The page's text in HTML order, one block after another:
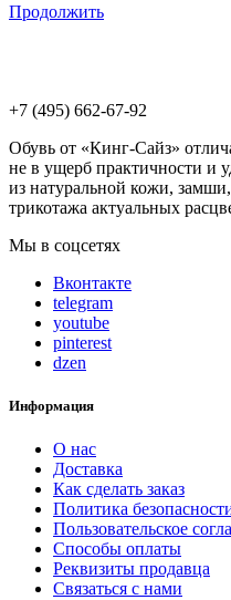
Продолжить
+7 (495) 662-67-92
Обувь от «Кинг-Сайз»
не в ущерб практичности и
из натуральной кожи,
трикотажа актуальных
Мы в соцсетях
Вконтакте
telegram
youtube
pinterest
dzen
Информация
О нас
Доставка
Как сделать заказ
Политика
Пользовательское
Способы оплаты
Реквизиты продавца
Связаться с нами